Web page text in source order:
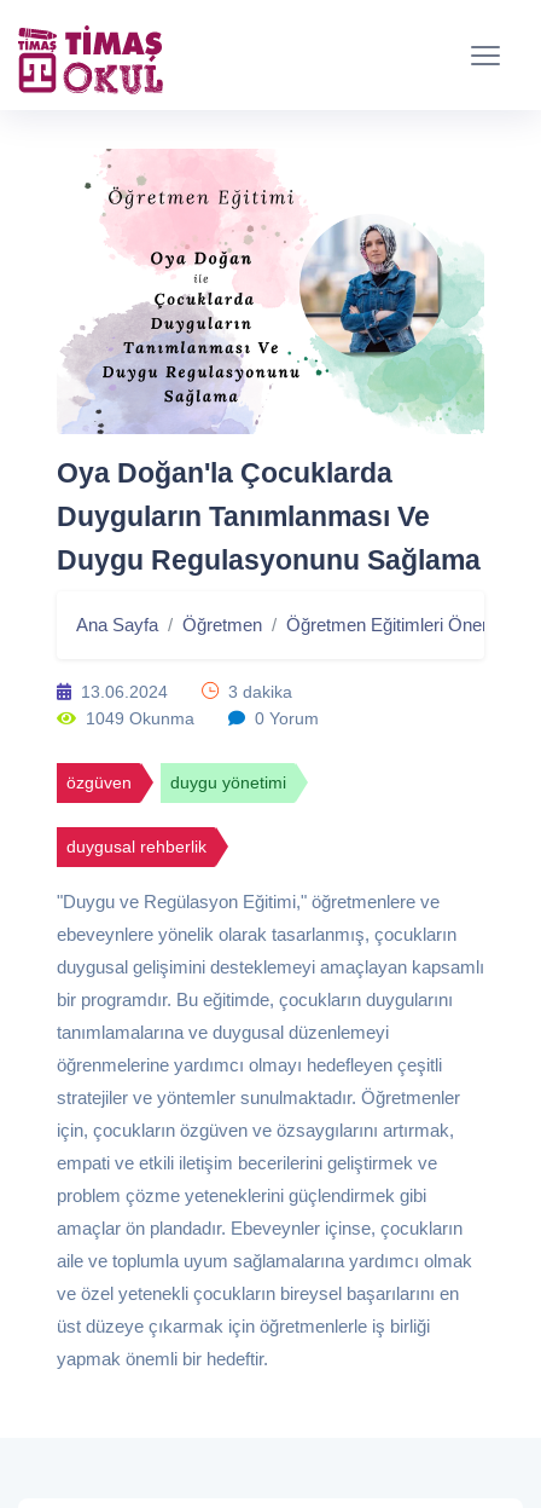
Oya Doğan'la Çocuklarda
Duyguların Tanımlanması Ve
Duygu Regulasyonunu Sağlama
Ana Sayfa Öğretmen Öğretmen Eğitimleri Önerileri
13.06.2024
3 dakika
1049 Okunma
0 Yorum
özgüven duygu yönetimi
duygusal rehberlik
"Duygu ve Regülasyon Eğitimi," öğretmenlere ve
ebeveynlere yönelik olarak tasarlanmış, çocukların
duygusal gelişimini desteklemeyi amaçlayan kapsamlı
bir programdır. Bu eğitimde, çocukların duygularını
tanımlamalarına ve duygusal düzenlemeyi
öğrenmelerine yardımcı olmayı hedefleyen çeşitli
stratejiler ve yöntemler sunulmaktadır. Öğretmenler
için, çocukların özgüven ve özsaygılarını artırmak,
empati ve etkili iletişim becerilerini geliştirmek ve
problem çözme yeteneklerini güçlendirmek gibi
amaçlar ön plandadır. Ebeveynler içinse, çocukların
aile ve toplumla uyum sağlamalarına yardımcı olmak
ve özel yetenekli çocukların bireysel başarılarını en
üst düzeye çıkarmak için öğretmenlerle iş birliği
yapmak önemli bir hedeftir.